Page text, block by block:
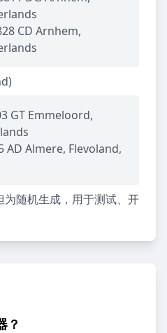
CD Arnhem,
GT Emmeloord,
AD Almere, Flevoland,
随机生成，用于测试、开
？